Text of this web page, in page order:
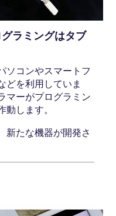
ラミングはタブ
ソコンやスマートフ
どを利用していま
マーがプログラミン
します。
新たな機器が開発さ